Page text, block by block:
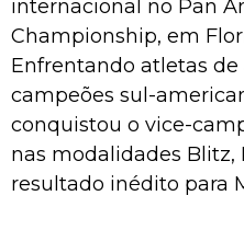
internacional no Pan
Championship, em
Enfrentando atletas
campeões sul-
conquistou o vice-
nas modalidades Blitz,
resultado inédito para